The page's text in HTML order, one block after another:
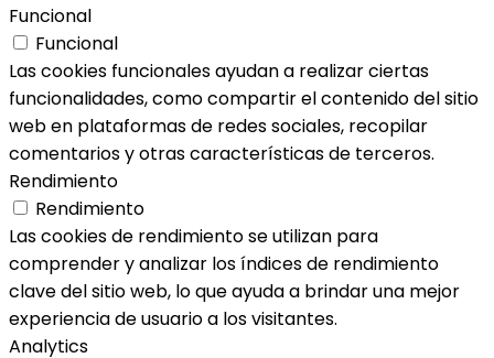
Funcional
Funcional
Las cookies funcionales ayudan a realizar ciertas
funcionalidades, como compartir el contenido del sitio
web en plataformas de redes sociales, recopilar
comentarios y otras características de terceros.
Rendimiento
Rendimiento
Las cookies de rendimiento se utilizan para
comprender y analizar los índices de rendimiento
clave del sitio web, lo que ayuda a brindar una mejor
experiencia de usuario a los visitantes.
Analytics